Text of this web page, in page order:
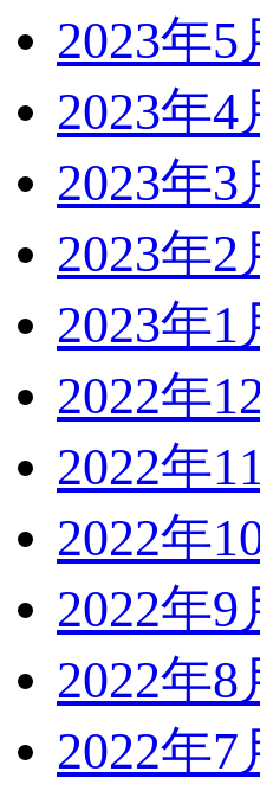
2023年5
2023年4
2023年3
2023年2
2023年1
2022年
2022年
2022年
2022年9
2022年8
2022年7